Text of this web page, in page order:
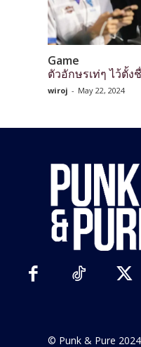
Game
ตัวอักษรเท่ๆ ไว้ตั้ง
wiroj - May 22, 2024
© Punk & Pure 2024